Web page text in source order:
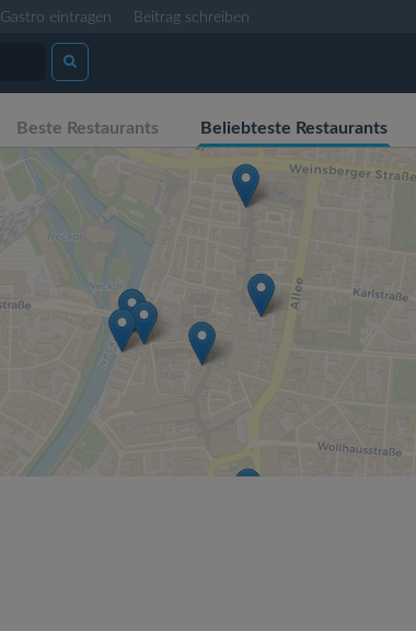
Gastro eintragen Beitrag schreiben
Beste Restaurants Beliebteste Restaurants